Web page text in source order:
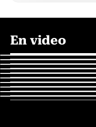
En video